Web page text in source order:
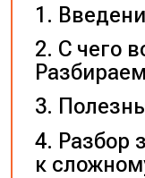
С чего
Разбор
к